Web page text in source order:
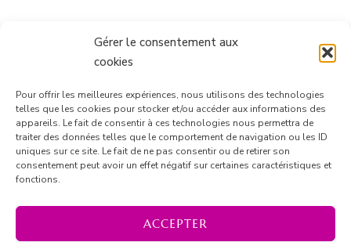
Gérer le consentement aux
cookies
Pour offrir les meilleures expériences, nous utilisons des technologies
telles que les cookies pour stocker et/ou accéder aux informations des
appareils. Le fait de consentir à ces technologies nous permettra de
traiter des données telles que le comportement de navigation ou les ID
uniques sur ce site. Le fait de ne pas consentir ou de retirer son
consentement peut avoir un effet négatif sur certaines caractéristiques et
fonctions.
ACCEPTER